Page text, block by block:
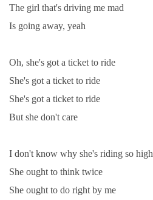
The girl that's driving me mad
Is going away, yeah
Oh, she's got a ticket to ride
She's got a ticket to ride
She's got a ticket to ride
But she don't care
I don't know why she's riding so high
She ought to think twice
She ought to do right by me